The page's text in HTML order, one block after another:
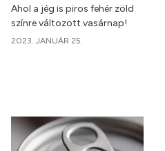
Ahol a jég is piros fehér zöld
színre változott vasárnap!
2023. JANUÁR 25.